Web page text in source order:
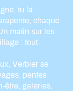
tu la
chaque
matin sur les
: tout
Verbier se
pentes
être, galeries,